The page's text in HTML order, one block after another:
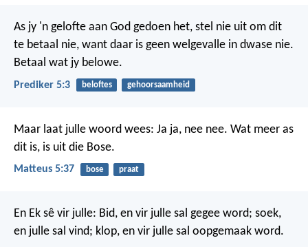
As jy 'n gelofte aan God gedoen het, stel nie uit om dit
te betaal nie, want daar is geen welgevalle in dwase nie.
Betaal wat jy belowe.
Prediker 5:3 beloftes gehoorsaamheid
Maar laat julle woord wees: Ja ja, nee nee. Wat meer as
dit is, is uit die Bose.
Matteus 5:37 bose praat
En Ek sê vir julle: Bid, en vir julle sal gegee word; soek,
en julle sal vind; klop, en vir julle sal oopgemaak word.